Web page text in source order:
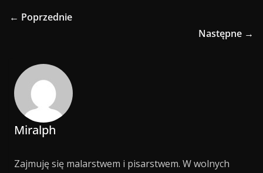
← Poprzednie
Następne →
Miralph
Zajmuję się malarstwem i pisarstwem. W wolnych